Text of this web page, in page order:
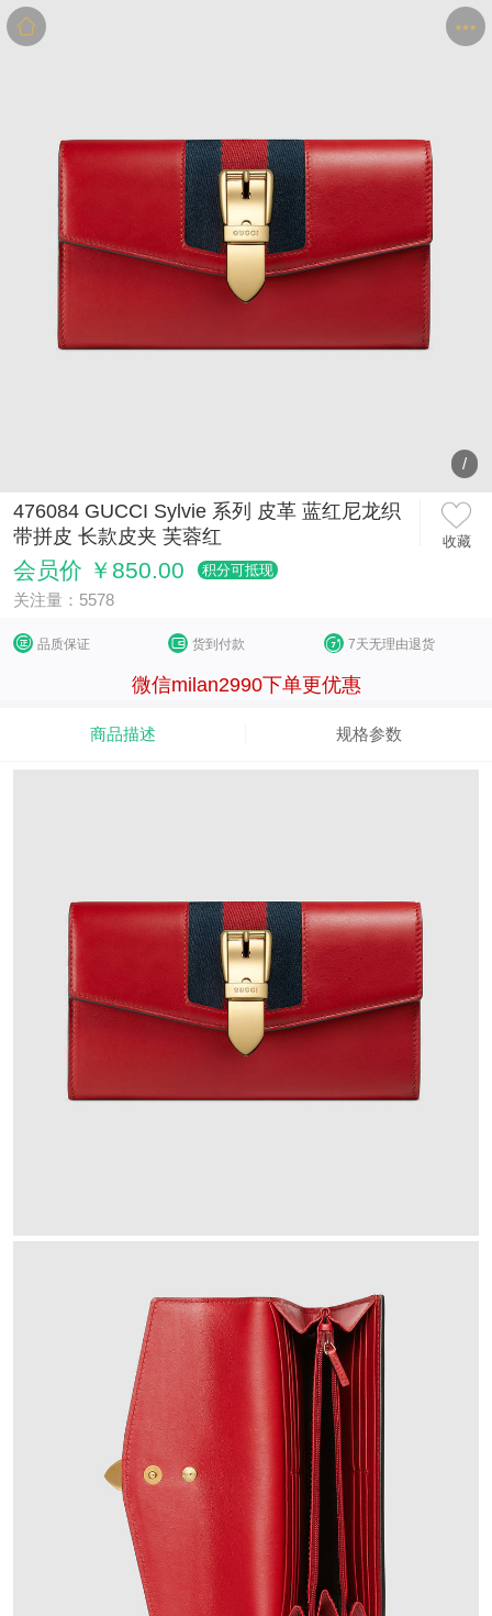
/
476084 GUCCI Sylvie 系列 皮革 蓝红尼龙织
带拼皮 长款皮夹 芙蓉红
收藏
会员价 ￥850.00 积分可抵现
关注量：5578
品质保证 货到付款 7天无理由退货
微信milan2990下单更优惠
商品描述 规格参数